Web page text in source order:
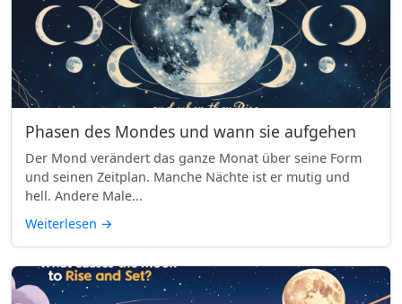
Phasen des Mondes und wann sie aufgehen
Der Mond verändert das ganze Monat über seine Form
und seinen Zeitplan. Manche Nächte ist er mutig und
hell. Andere Male...
Weiterlesen →